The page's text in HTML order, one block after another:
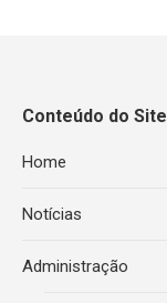
Conteúdo do Site
Home
Notícias
Administração